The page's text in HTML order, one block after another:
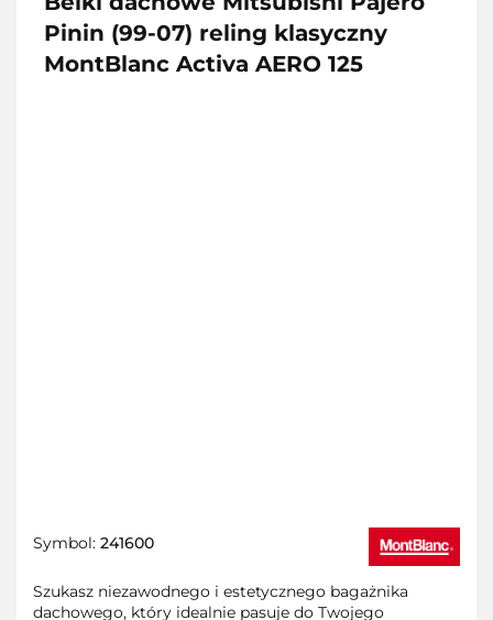
Pinin (99-07) reling klasyczny
MontBlanc Activa AERO 125
Symbol: 241600
Szukasz niezawodnego i estetycznego bagażnika
dachowego, który idealnie pasuje do Twojego